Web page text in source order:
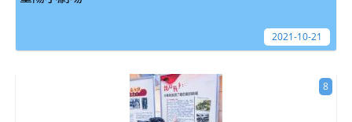
2021-10-21
8